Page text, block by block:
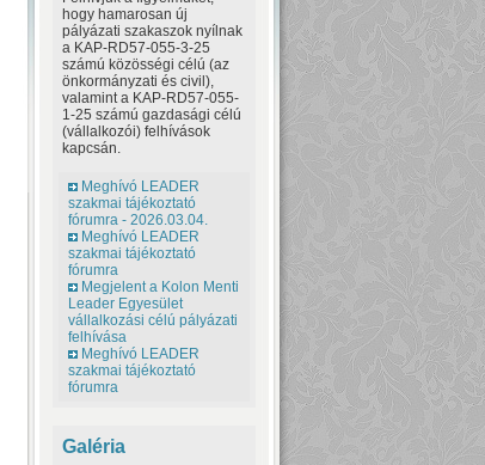
hogy hamarosan új
pályázati szakaszok nyílnak
a KAP-RD57-055-3-25
számú közösségi célú (az
önkormányzati és civil),
valamint a KAP-RD57-055-
1-25 számú gazdasági célú
(vállalkozói) felhívások
kapcsán.
Meghívó LEADER
szakmai tájékoztató
fórumra - 2026.03.04.
Meghívó LEADER
szakmai tájékoztató
fórumra
Megjelent a Kolon Menti
Leader Egyesület
vállalkozási célú pályázati
felhívása
Meghívó LEADER
szakmai tájékoztató
fórumra
Galéria